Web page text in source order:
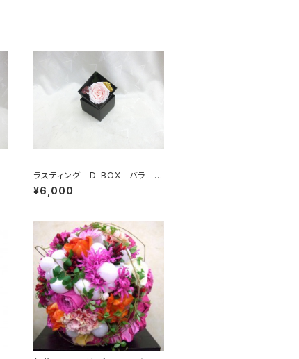
ラスティング D-BOX バラ ピ
ンク
¥6,000